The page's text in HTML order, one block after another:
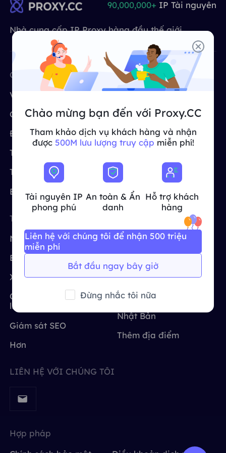
Ủy nhiệm trung tâm dữ liệu tĩnh
$0.2 /IP/ngày
Một đặc vụ ISP lâu dài /GB
Bảo vệ thương hiệu
Giám sát SEO
Quét và thu thập dữ liệu web
Xem tất cả
ĐỐI TÁC
Đối tác
CÔNG CỤ MIỄN PHÍ
ĐỊA ĐIỂM
Hoa Kỳ
Vương quốc Anh
Học hỏi
GIÚP ĐỠ
Câu hỏi thường gặp
Blog
Hướng dẫn sử dụng
TÍCH HỢP
Cách bật lại quyền thông
báo trang web
Việt Nam
中文
Deutsch
Indonesia
Русский
हिंदी
ngay!
Khu dân cư $0/GB Không giới hạn $0/Ngày
Đăng nhập Đăng ký
Nhà cung cấp IP Proxy hàng đầu thế giới
90,000,000+ IP Tài nguyên
CÔNG TY
Về chúng tôi
Chương trình liên kết
Định giá
Trường hợp sử dụng
Trung tâm trợ giúp
Blog
CÔNG CỤ MIỄN PHÍ
Trình kiểm tra proxy
CroxyProxy
Proxy của ISP
TUYỆT VỜI
Nghiên cứu thị trường
Bảo vệ thương hiệu
Xác minh quảng cáo
Quét và thu thập dữ
liệu web
Giám sát SEO
Hơn
Hoa Kỳ
nước Đức
Ấn Độ
Nhật Bản
Thêm địa điểm
LIÊN HỆ VỚI CHÚNG TÔI
Hợp pháp
Chào mừng bạn đến với Proxy.CC
Tham khảo dịch vụ khách hàng và nhận
được 500M lưu lượng truy cập miễn phí!
Tài nguyên IP
phong phú
An toàn & Ẩn
danh
Hỗ trợ khách
hàng
Bắt đầu ngay bây giờ
Liên hệ với chúng tôi để nhận 500 triệu
miễn phí
Đừng nhắc tôi nữa